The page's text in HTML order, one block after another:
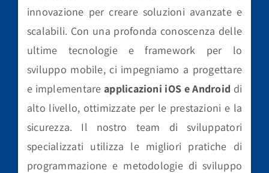
innovazione per creare soluzioni avanzate e
scalabili. Con una profonda conoscenza delle
ultime tecnologie e framework per lo
sviluppo mobile, ci impegniamo a progettare
e implementareapplicazioni iOS e Android di
alto livello, ottimizzate per le prestazioni e la
sicurezza. Il nostro team di sviluppatori
specializzati utilizza le migliori pratiche di
programmazione e metodologie di sviluppo